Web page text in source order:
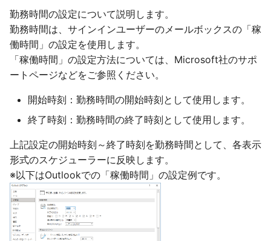
勤務時間の設定について説明します。
勤務時間は、サインインユーザーのメールボックスの「稼
働時間」の設定を使用します。
「稼働時間」の設定方法については、Microsoft社のサポ
ートページなどをご参照ください。
開始時刻：勤務時間の開始時刻として使用します。
終了時刻：勤務時間の終了時刻として使用します。
上記設定の開始時刻～終了時刻を勤務時間として、各表示
形式のスケジューラーに反映します。
※以下はOutlookでの「稼働時間」の設定例です。